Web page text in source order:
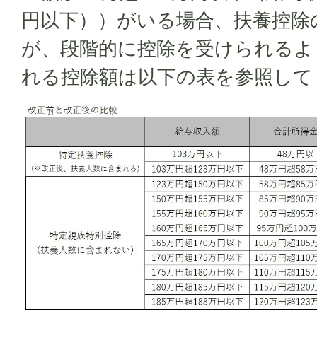
円以下））がいる場合、扶養控
が、段階的に控除を受けられる
れる控除額は以下の表を参照し